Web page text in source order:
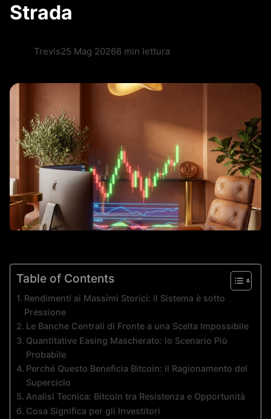
Strada
Trevis25 Mag 20266 min lettura
Table of Contents
Rendimenti ai Massimi Storici: il Sistema è sotto
Pressione
Le Banche Centrali di Fronte a una Scelta Impossibile
Quantitative Easing Mascherato: lo Scenario Più
Probabile
Perché Questo Beneficia Bitcoin: il Ragionamento del
Superciclo
Analisi Tecnica: Bitcoin tra Resistenza e Opportunità
Cosa Significa per gli Investitori